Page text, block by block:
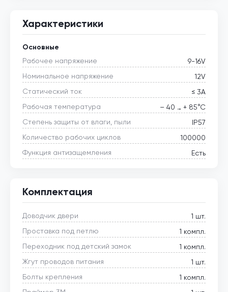
Характеристики
Основные
Рабочее напряжение
9-16V
Номинальное напряжение
12V
Статический ток
≤ 3А
Рабочая температура
– 40 … + 85°С
Степень защиты от влаги, пыли
IP57
Количество рабочих циклов
100000
Функция антизащемления
Есть
Комплектация
Доводчик двери
1 шт.
Проставка под петлю
1 компл.
Переходник под детский замок
1 компл.
Жгут проводов питания
1 шт.
Болты крепления
1 компл.